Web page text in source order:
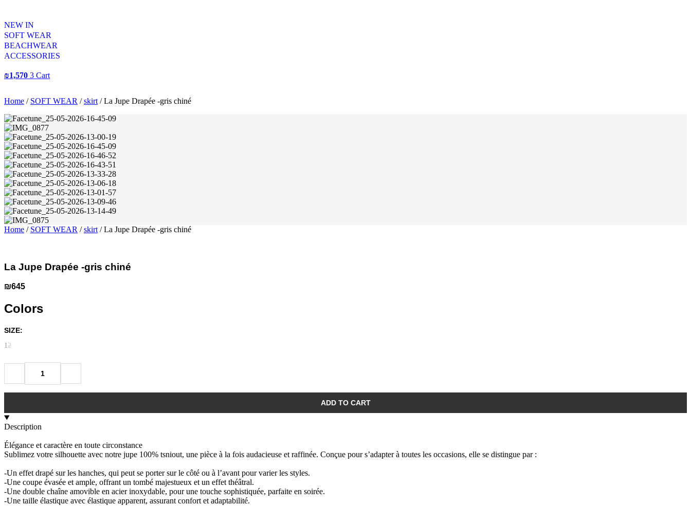
NEW IN
SOFT WEAR
BEACHWEAR
ACCESSORIES
₪1,570 3 Cart
Home / SOFT WEAR /skirt / La Jupe Drapée -gris chiné
Home / SOFT WEAR /skirt / La Jupe Drapée -gris chiné
La Jupe Drapée -gris chiné
₪645
Colors
SIZE:
12
ADD TO CART
Description
Élégance et caractère en toute circonstance
Sublimez votre silhouette avec notre jupe 100% tsniout, une pièce à la fois audacieuse et raffinée. Conçue pour s’adapter à toutes les occasions, elle se distingue par :
-Un effet drapé sur les hanches, qui peut se porter sur le côté ou à l’avant pour varier les styles.
-Une coupe évasée et ample, offrant un tombé majestueux et un effet théâtral.
-Une double chaîne amovible en acier inoxydable, pour une touche sophistiquée, parfaite en soirée.
-Une taille élastique avec élastique apparent, assurant confort et adaptabilité.